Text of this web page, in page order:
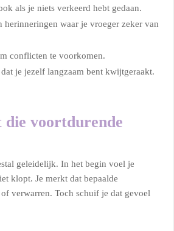
als je niets verkeerd hebt gedaan.
herinneringen waar je vroeger zeker van
conflicten te voorkomen.
je jezelf langzaam bent kwijtgeraakt.
die voortdurende
geleidelijk. In het begin voel je
klopt. Je merkt dat bepaalde
verwarren. Toch schuif je dat gevoel